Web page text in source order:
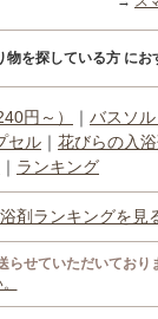
を探している方 にお
円～） ｜ バスソル
セル ｜ 花びらの入浴
｜ ランキング
剤ランキングを見
せていただいており